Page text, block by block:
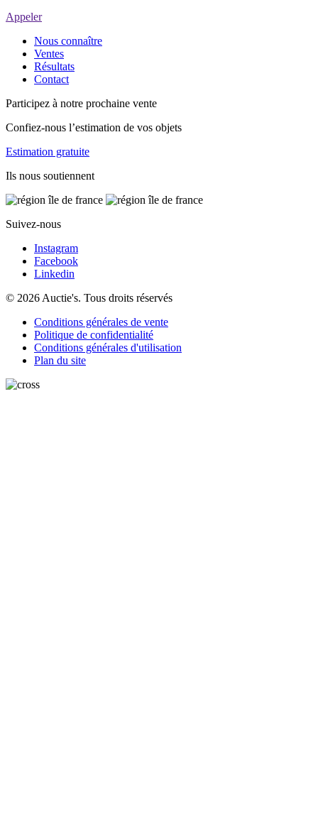
Appeler
Nous connaître
Ventes
Résultats
Contact
Participez à notre prochaine vente
Confiez-nous l’estimation de vos objets
Estimation gratuite
Ils nous soutiennent
Suivez-nous
Instagram
Facebook
Linkedin
© 2026 Auctie's. Tous droits réservés
Conditions générales de vente
Politique de confidentialité
Conditions générales d'utilisation
Plan du site